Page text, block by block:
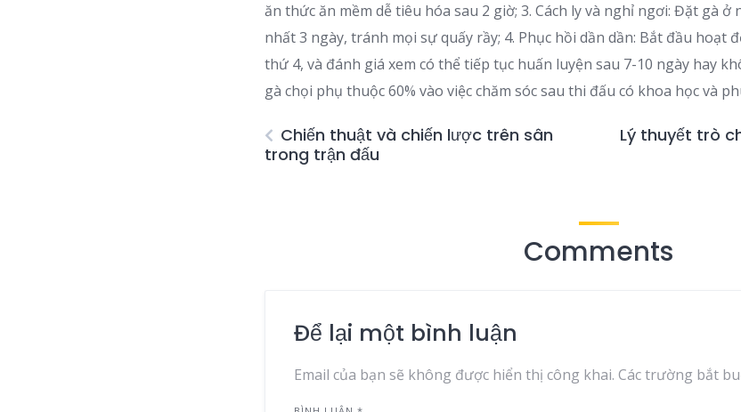
ăn thức ăn mềm dễ tiêu hóa sau 2 giờ; 3. Cách ly và nghỉ ngơi: Đặt gà
nhất 3 ngày, tránh mọi sự quấy rầy; 4. Phục hồi dần dần: Bắt đầu hoạt
thứ 4, và đánh giá xem có thể tiếp tục huấn luyện sau 7-10 ngày hay
gà chọi phụ thuộc 60% vào việc chăm sóc sau thi đấu có khoa học và
Chiến thuật và chiến lược trên sân
trong trận đấu
Lý thuyết trò
Comments
Để lại một bình luận
Email của bạn sẽ không được hiển thị công khai. Các trường bắt